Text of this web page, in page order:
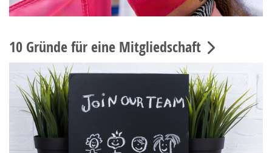
10 Gründe für eine Mitgliedschaft